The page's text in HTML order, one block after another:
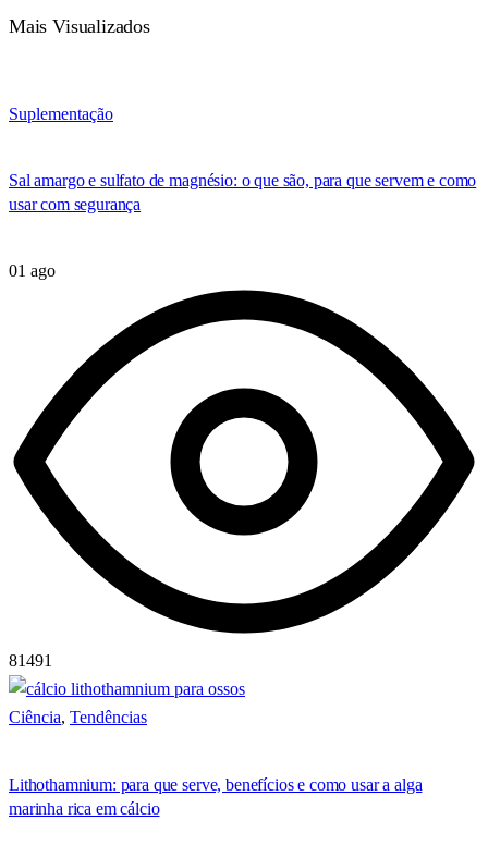
Mais Visualizados
Suplementação
Sal amargo e sulfato de magnésio: o que são, para que servem e como
usar com segurança
01 ago
81491
Ciência, Tendências
Lithothamnium: para que serve, benefícios e como usar a alga
marinha rica em cálcio